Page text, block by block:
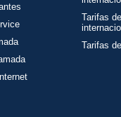
Tarifas
Tarifas